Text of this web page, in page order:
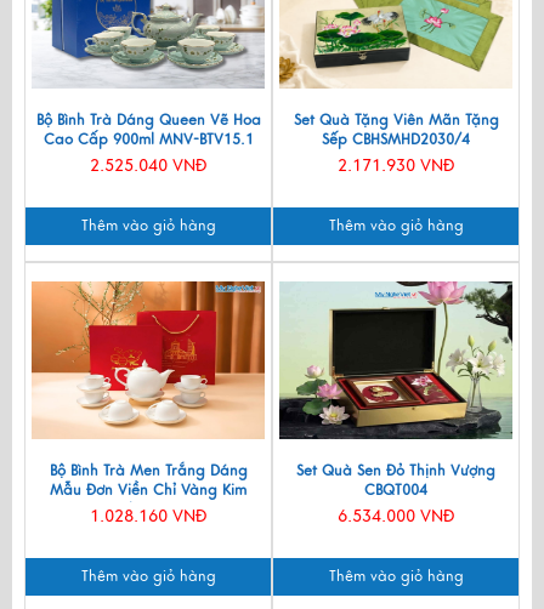
Bộ Bình Trà Dáng Queen Vẽ Hoa
Cao Cấp 900ml MNV-BTV15.1
2.525.040 VNĐ
Thêm vào giỏ hàng
Set Quà Tặng Viên Mãn Tặng
Sếp CBHSMHD2030/4
2.171.930 VNĐ
Thêm vào giỏ hàng
Bộ Bình Trà Men Trắng Dáng
Mẫu Đơn Viền Chỉ Vàng Kim
550ml BT001-7.2
1.028.160 VNĐ
Thêm vào giỏ hàng
Set Quà Sen Đỏ Thịnh Vượng
CBQT004
6.534.000 VNĐ
Thêm vào giỏ hàng